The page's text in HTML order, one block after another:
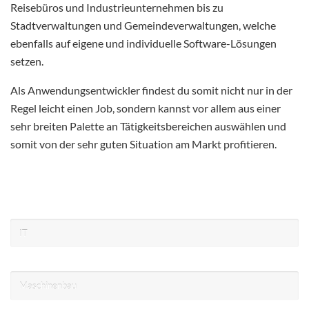
Reisebüros und Industrieunternehmen bis zu
Stadtverwaltungen und Gemeindeverwaltungen, welche
ebenfalls auf eigene und individuelle Software-Lösungen
setzen.
Als Anwendungsentwickler findest du somit nicht nur in der
Regel leicht einen Job, sondern kannst vor allem aus einer
sehr breiten Palette an Tätigkeitsbereichen auswählen und
somit von der sehr guten Situation am Markt profitieren.
IT
Maschinenbau